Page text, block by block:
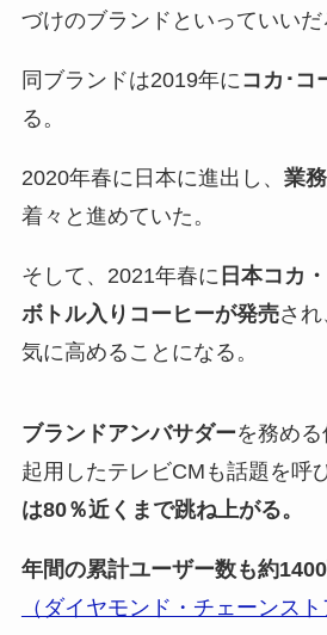
づけのブランドといっていいだ
同ブランドは2019年に コカ･コ
る。
2020年春に日本に進出し、 業
着々と進めていた。
そして、2021年春に 日本コカ
ボトル入りコーヒーが発売され
気に高めることになる。
ブランドアンバサダーを務め
起用したテレビCMも話題を呼
は80％近くまで跳ね上がる。
年間の累計ユーザー数も約
（ダイヤモンド・チェーンス